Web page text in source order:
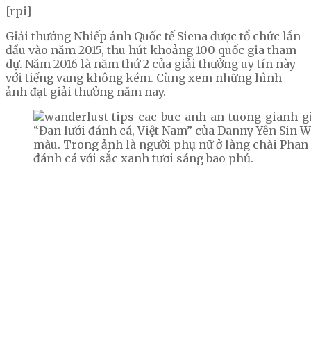
[rpi]
Giải thưởng Nhiếp ảnh Quốc tế Siena được tổ chức lần
đầu vào năm 2015, thu hút khoảng 100 quốc gia tham
dự. Năm 2016 là năm thứ 2 của giải thưởng uy tín này
với tiếng vang không kém. Cùng xem những hình
ảnh đạt giải thưởng năm nay.
“Đan lưới đánh cá, Việt Nam” của Danny Yên
màu. Trong ảnh là người phụ nữ ở làng chài
đánh cá với sắc xanh tươi sáng bao phủ.